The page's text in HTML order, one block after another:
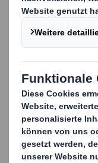
Das ist DELTA
Gegründet wurde
die wachsenden
Bedarfe von
Teilezulieferern
Service und
Gründung der
GmbH. Heute
Erfahrungsschatz
namhafte